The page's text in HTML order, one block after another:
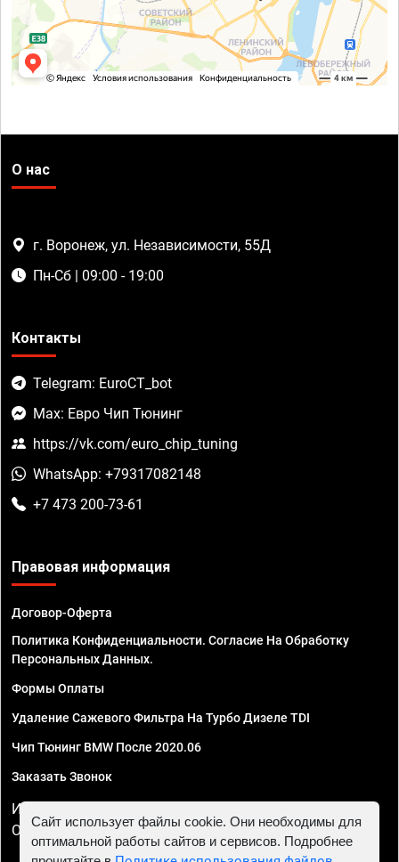
О нас
г. Воронеж, ул. Независимости, 55Д
Пн-Сб | 09:00 - 19:00
Контакты
Telegram: EuroCT_bot
Max: Евро Чип Тюнинг
https://vk.com/euro_chip_tuning
WhatsApp: +79317082148
+7 473 200-73-61
Правовая информация
Договор-Оферта
Политика Конфиденциальности. Согласие На Обработку
Персональных Данных.
Формы Оплаты
Удаление Сажевого Фильтра На Турбо Дизеле TDI
Чип Тюнинг BMW После 2020.06
Заказать Звонок
ИП Смирнов Георгий Павлович. ИНН 781302555843,
ОГРНИП 324470400032610
Сайт использует файлы cookie. Они необходимы для
оптимальной работы сайтов и сервисов. Подробнее